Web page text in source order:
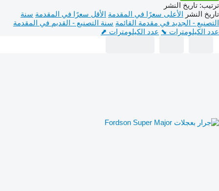
ترتيب: تاريخ النشر
تاريخ النشر الأعلى سعرًا في المقدمة الأقل سعرًا في المقدمة سنة
التصنيع - الجديد في مقدمة القائمة سنة التصنيع - القديم في المقدمة
عدد الكيلومترات ⬊ عدد الكيلومترات ⬈